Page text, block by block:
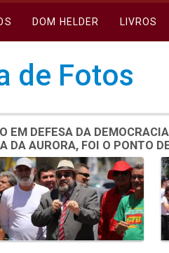
DOM HELDER LIVROS
de Fotos
EM DEFESA DA
DA AURORA, FOI O PONTO
de Mídias